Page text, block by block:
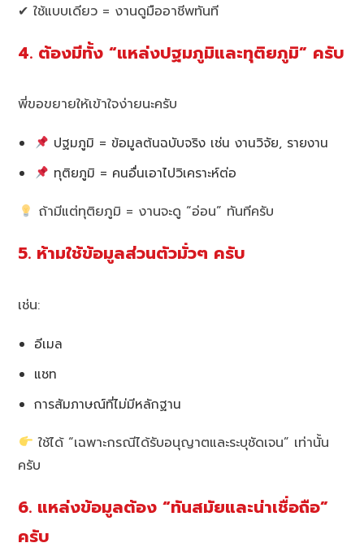
✔ ใช้แบบเดียว = งานดูมืออาชีพทันที
4. ต้องมีทั้ง “แหล่งปฐมภูมิและทุติยภูมิ” ครับ
พี่ขอขยายให้เข้าใจง่ายนะครับ
ปฐมภูมิ = ข้อมูลต้นฉบับจริง เช่น งานวิจัย, รายงาน
ทุติยภูมิ = คนอื่นเอาไปวิเคราะห์ต่อ
ถ้ามีแต่ทุติยภูมิ = งานจะดู “อ่อน” ทันทีครับ
5. ห้ามใช้ข้อมูลส่วนตัวมั่วๆ ครับ
เช่น:
อีเมล
แชท
การสัมภาษณ์ที่ไม่มีหลักฐาน
ใช้ได้ “เฉพาะกรณีได้รับอนุญาตและระบุชัดเจน” เท่านั้น
ครับ
6. แหล่งข้อมูลต้อง “ทันสมัยและน่าเชื่อถือ”
ครับ